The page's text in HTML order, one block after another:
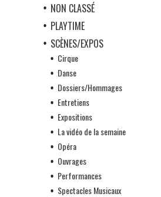
NON CLASSÉ
PLAYTIME
SCÈNES/EXPOS
Cirque
Danse
Dossiers/Hommages
Entretiens
Expositions
La vidéo de la semaine
Opéra
Ouvrages
Performances
Spectacles Musicaux